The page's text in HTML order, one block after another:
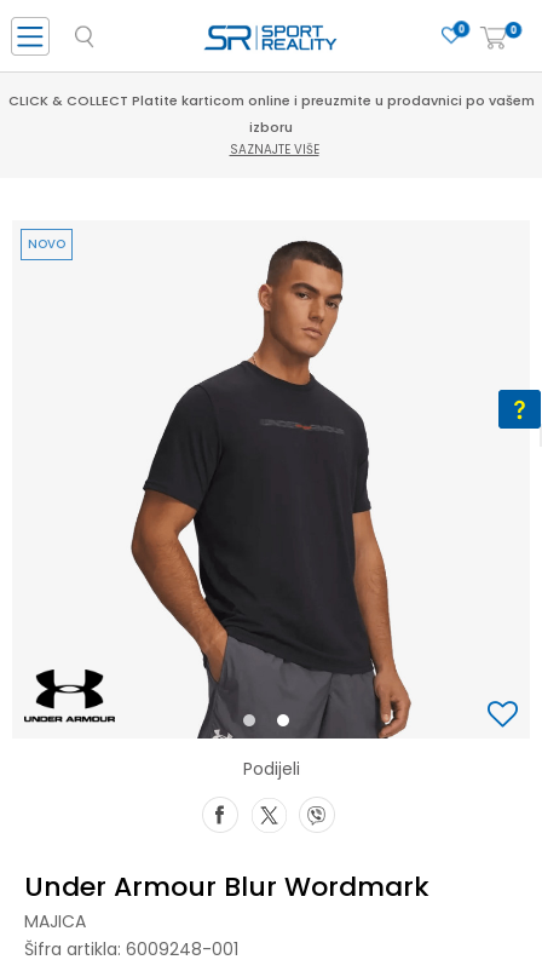
0
0
CLICK & COLLECT Platite karticom online i preuzmite u prodavnici po vašem
izboru
SAZNAJTE VIŠE
1 2
NOVO
Podijeli
Under Armour Blur Wordmark
MAJICA
Šifra artikla: 6009248-001